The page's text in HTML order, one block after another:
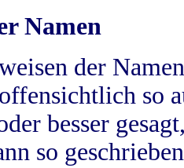
Namen
der
so
besser
so